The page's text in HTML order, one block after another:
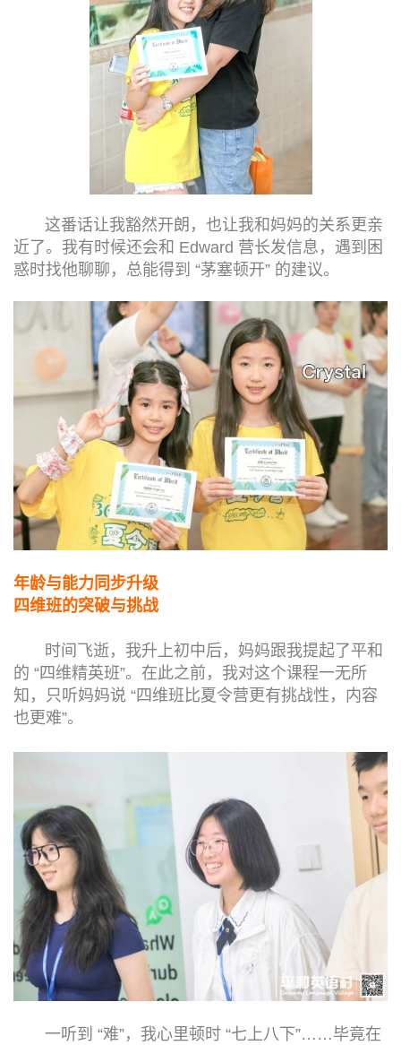
这番话让我豁然开朗，也让我和妈妈的关系更亲
近了。我有时候还会和 Edward 营长发信息，遇到困
惑时找他聊聊，总能得到 “茅塞顿开” 的建议。
年龄与能力同步升级
四维班的突破与挑战
时间飞逝，我升上初中后，妈妈跟我提起了平和
的 “四维精英班”。在此之前，我对这个课程一无所
知，只听妈妈说 “四维班比夏令营更有挑战性，内容
也更难”。
一听到 “难”，我心里顿时 “七上八下”……毕竟在